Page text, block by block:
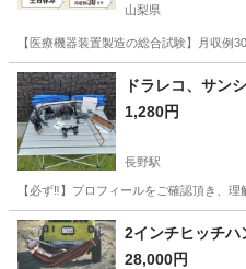
山梨県
【医療機器装置製造の総合試験】月収
山梨 その他
ドラレコ、サン
1,280円
長野駅
【必ず‼️】プロフィールをご確認頂き、
長野 長野市 長野駅 その他
2インチヒッチハ
28,000円